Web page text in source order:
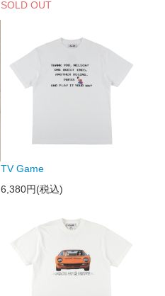
SOLD OUT
TV Game
6,380円(税込)